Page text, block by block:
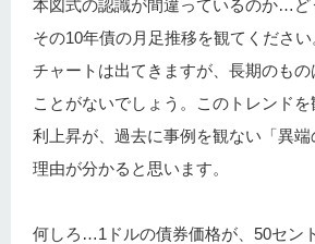
本図式の認識が間違っているのか…ど
その10年債の月足推移を観てくださ
チャートは出てきますが、長期のも
ことがないでしょう。このトレンド
利上昇が、過去に事例を観ない「異端
理由が分かると思います。
何しろ…1ドルの債券価格が、50セン